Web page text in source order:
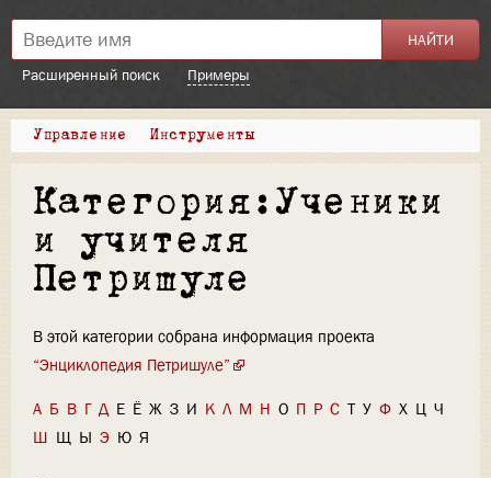
Расширенный поиск Примеры
Управление Инструменты
Категория:Ученики
и учителя
Петришуле
В этой категории собрана информация проекта
“Энциклопедия Петришуле”
А Б В Г Д Е Ё Ж З И К Л М Н О П Р С Т У Ф Х Ц Ч
Ш Щ Ы Э Ю Я